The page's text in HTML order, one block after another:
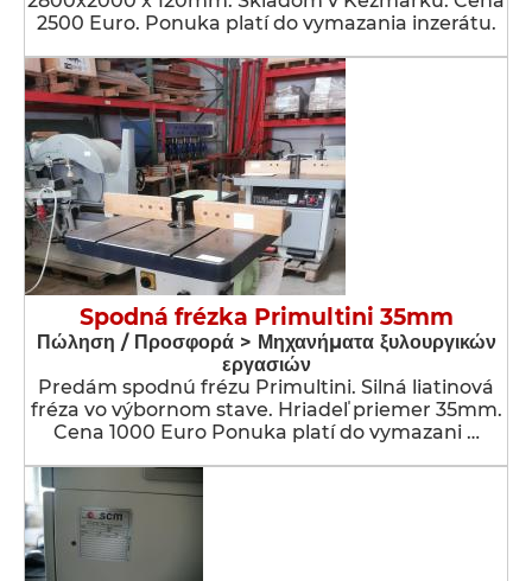
2500 Euro. Ponuka platí do vymazania inzerátu.
Spodná frézka Primultini 35mm
Πώληση / Προσφορά > Μηχανήματα ξυλουργικών
εργασιών
Predám spodnú frézu Primultini. Silná liatinová
fréza vo výbornom stave. Hriadeľ priemer 35mm.
Cena 1000 Euro Ponuka platí do vymazani …